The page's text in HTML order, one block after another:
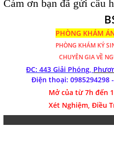
Cám ơn bạn đã gửi câu
PHÒNG KHÁM
PHÒNG KHÁM KÝ
CHUYÊN GIA VỀ
ĐC: 443 Giải Phóng,
Điện thoại:
Mở của từ 7h đến
Xét Nghiệm, Điều